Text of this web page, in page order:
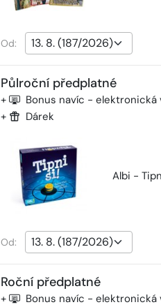
Od:
Půlroční předplatné
+ Bonus navíc - elektronická
+ Dárek
Albi -
Od:
Roční předplatné
+ Bonus navíc - elektronická